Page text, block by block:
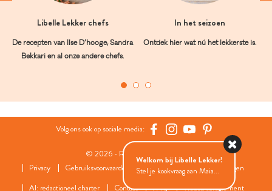
Libelle Lekker chefs
De recepten van Ilse D’hooge, Sandra
Bekkari en al onze andere chefs.
In het seizoen
Ontdek hier wat nú het lekkerste is.
Volg ons ook op sociale media:
© 2026 - Roularta Media Group
Privacy
Gebruiksvoorwaarden Cookies
Cookies instellingen
AI: redactioneel charter
Contact FAQ Wedstrijdreglement
Welkom bij Libelle Lekker!
Stel je kookvraag aan Maia...